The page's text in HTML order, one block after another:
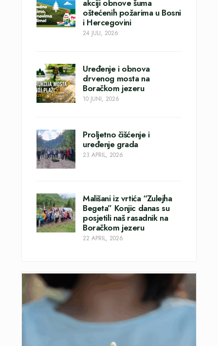
akciji obnove šuma
oštećenih požarima u Bosni
i Hercegovini
24 JULI, 2026
Uređenje i obnova
drvenog mosta na
Boračkom jezeru
10 JUNI, 2026
Proljetno čišćenje i
uređenje grada
23 APRIL, 2026
Mališani iz vrtića “Zulejha
Begeta” Konjic danas su
posjetili naš rasadnik na
Boračkom jezeru
22 APRIL, 2026